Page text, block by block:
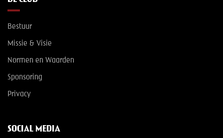
Bestuur
Missie & Visie
Normen en Waarden
Sponsoring
Privacy
SOCIAL MEDIA